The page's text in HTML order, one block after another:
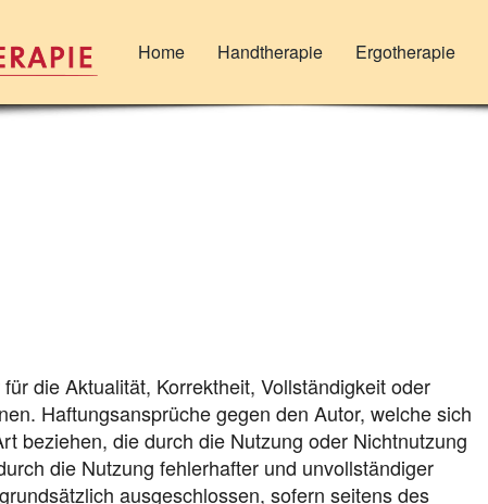
Home Handtherapie Ergotherapie
die Aktualität, Korrektheit, Vollständigkeit oder
Haftungsansprüche gegen den Autor, welche sich
beziehen, die durch die Nutzung oder Nichtnutzung
die Nutzung fehlerhafter und unvollständiger
ausgeschlossen, sofern seitens des